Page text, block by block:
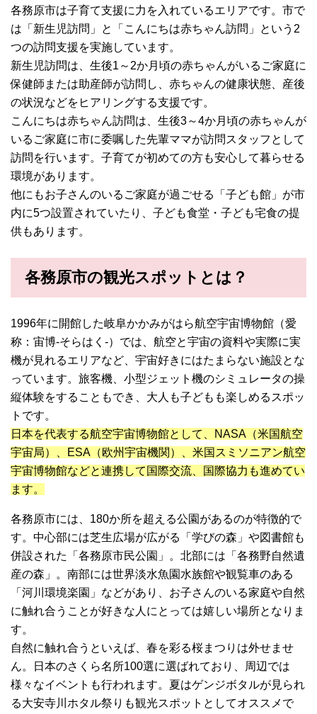
各務原市は子育て支援に力を入れているエリアです。市で
は「新生児訪問」と「こんにちは赤ちゃん訪問」という2
つの訪問支援を実施しています。
新生児訪問は、生後1～2か月頃の赤ちゃんがいるご家庭に
保健師または助産師が訪問し、赤ちゃんの健康状態、産後
の状況などをヒアリングする支援です。
こんにちは赤ちゃん訪問は、生後3～4か月頃の赤ちゃんが
いるご家庭に市に委嘱した先輩ママが訪問スタッフとして
訪問を行います。子育てが初めての方も安心して暮らせる
環境があります。
他にもお子さんのいるご家庭が過ごせる「子ども館」が市
内に5つ設置されていたり、子ども食堂・子ども宅食の提
供もあります。
各務原市の観光スポットとは？
1996年に開館した岐阜かかみがはら航空宇宙博物館（愛
称：宙博-そらはく-）では、航空と宇宙の資料や実際に実
機が見れるエリアなど、宇宙好きにはたまらない施設とな
っています。旅客機、小型ジェット機のシミュレータの操
縦体験をすることもでき、大人も子どもも楽しめるスポッ
トです。
日本を代表する航空宇宙博物館として、NASA（米国航空
宇宙局）、ESA（欧州宇宙機関）、米国スミソニアン航空
宇宙博物館などと連携して国際交流、国際協力も進めてい
ます。
各務原市には、180か所を超える公園があるのが特徴的で
す。中心部には芝生広場が広がる「学びの森」や図書館も
併設された「各務原市民公園」。北部には「各務野自然遺
産の森」。南部には世界淡水魚園水族館や観覧車のある
「河川環境楽園」などがあり、お子さんのいる家庭や自然
に触れ合うことが好きな人にとっては嬉しい場所となりま
す。
自然に触れ合うといえば、春を彩る桜まつりは外せませ
ん。日本のさくら名所100選に選ばれており、周辺では
様々なイベントも行われます。夏はゲンジボタルが見られ
る大安寺川ホタル祭りも観光スポットとしてオススメで